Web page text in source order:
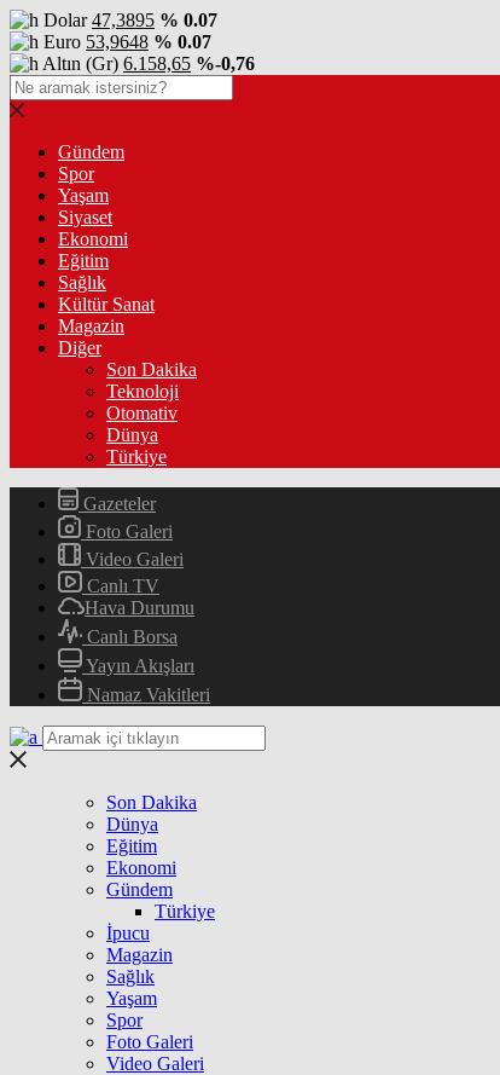
Dolar47,3895 % 0.07
Euro 53,9648 % 0.07
Altın (Gr) 6.158,65 %-0,76
Gündem
Spor
Yaşam
Siyaset
Ekonomi
Eğitim
Sağlık
Kültür Sanat
Magazin
Diğer
Son Dakika
Teknoloji
Otomativ
Dünya
Türkiye
Gazeteler
Foto Galeri
Video Galeri
Canlı TV
Hava Durumu
Canlı Borsa
Yayın Akışları
Namaz Vakitleri
Son Dakika
Dünya
Eğitim
Ekonomi
Gündem
Türkiye
İpucu
Magazin
Sağlık
Yaşam
Spor
Foto Galeri
Video Galeri